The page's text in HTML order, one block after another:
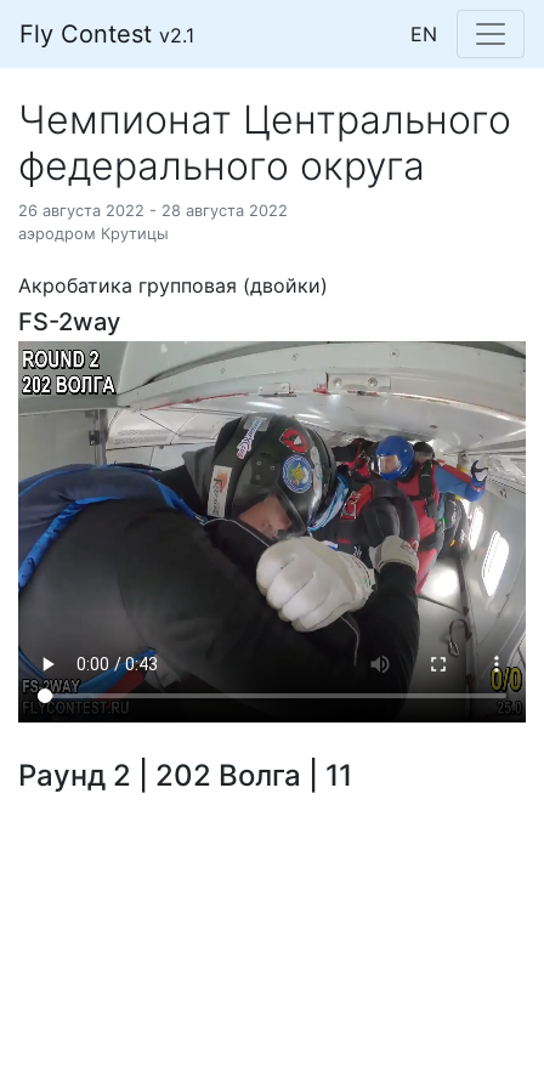
Fly Contest v2.1 EN
Чемпионат Центрального
федерального округа
26 августа 2022 - 28 августа 2022
аэродром Крутицы
Акробатика групповая (двойки)
FS-2way
Раунд 2 | 202 Волга | 11